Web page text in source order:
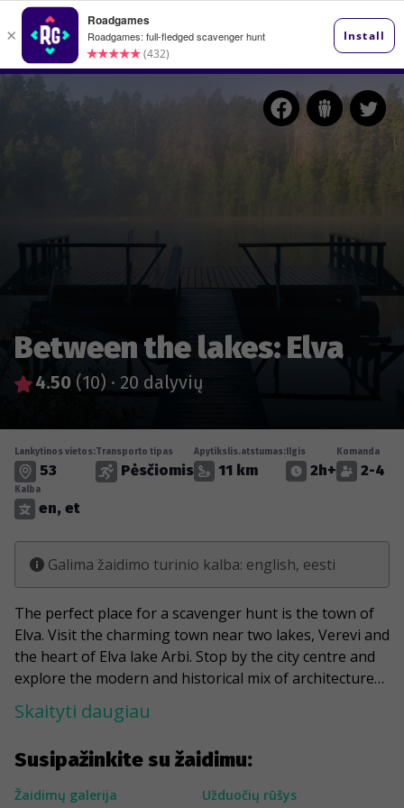
Between the lakes: Elva
4.50 (10) · 20 dalyvių
Susipažinkite su žaidimu:
Žaidimų galerija
Užduočių rūšys
Lankytinos vietos:
53
Transporto tipas
Pėsčiomis
Apytikslis.atstumas:
11 km
Ilgis
2h+
Komanda
2-4
Kalba
en, et
Galima žaidimo turinio kalba: english, eesti
The perfect place for a scavenger hunt is the town of
Elva. Visit the charming town near two lakes, Verevi and
the heart of Elva lake Arbi. Stop by the city centre and
explore the modern and historical mix of architecture.
See the first new church built in the Republic of
Estonia, sing a song on the Elva song festival grounds,
enjoy a meal in the Elva bakery, which has baked a total
of 3400 tons of white and black bread. The town of Elva
Skaityti daugiau